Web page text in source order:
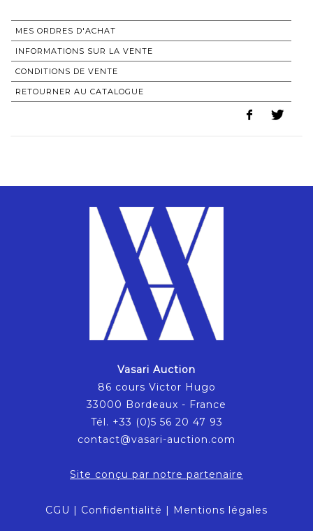
MES ORDRES D'ACHAT
INFORMATIONS SUR LA VENTE
CONDITIONS DE VENTE
RETOURNER AU CATALOGUE
Vasari Auction
86 cours Victor Hugo
33000 Bordeaux - France
Tél. +33 (0)5 56 20 47 93
contact@vasari-auction.com
Site conçu par notre partenaire
CGU | Confidentialité | Mentions légales